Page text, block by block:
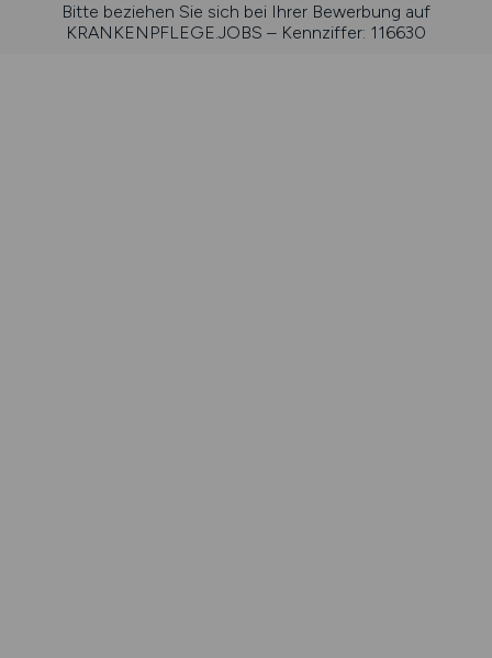
Bitte beziehen Sie sich bei Ihrer Bewerbung auf
KRANKENPFLEGE.JOBS – Kennziffer: 116630